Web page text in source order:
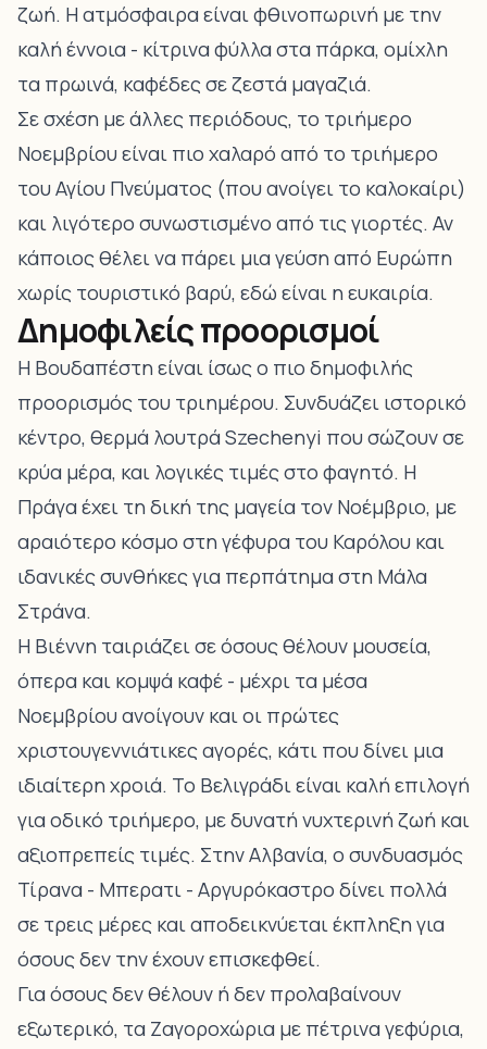
ζωή. Η ατμόσφαιρα είναι φθινοπωρινή με την
καλή έννοια - κίτρινα φύλλα στα πάρκα, ομίχλη
τα πρωινά, καφέδες σε ζεστά μαγαζιά.
Σε σχέση με άλλες περιόδους, το τριήμερο
Νοεμβρίου είναι πιο χαλαρό από το τριήμερο
του Αγίου Πνεύματος (που ανοίγει το καλοκαίρι)
και λιγότερο συνωστισμένο από τις γιορτές. Αν
κάποιος θέλει να πάρει μια γεύση από Ευρώπη
χωρίς τουριστικό βαρύ, εδώ είναι η ευκαιρία.
Δημοφιλείς προορισμοί
Η Βουδαπέστη είναι ίσως ο πιο δημοφιλής
προορισμός του τριημέρου. Συνδυάζει ιστορικό
κέντρο, θερμά λουτρά Szechenyi που σώζουν σε
κρύα μέρα, και λογικές τιμές στο φαγητό. Η
Πράγα έχει τη δική της μαγεία τον Νοέμβριο, με
αραιότερο κόσμο στη γέφυρα του Καρόλου και
ιδανικές συνθήκες για περπάτημα στη Μάλα
Στράνα.
Η Βιέννη ταιριάζει σε όσους θέλουν μουσεία,
όπερα και κομψά καφέ - μέχρι τα μέσα
Νοεμβρίου ανοίγουν και οι πρώτες
χριστουγεννιάτικες αγορές, κάτι που δίνει μια
ιδιαίτερη χροιά. Το Βελιγράδι είναι καλή επιλογή
για οδικό τριήμερο, με δυνατή νυχτερινή ζωή και
αξιοπρεπείς τιμές. Στην Αλβανία, ο συνδυασμός
Τίρανα - Μπερατι - Αργυρόκαστρο δίνει πολλά
σε τρεις μέρες και αποδεικνύεται έκπληξη για
όσους δεν την έχουν επισκεφθεί.
Για όσους δεν θέλουν ή δεν προλαβαίνουν
εξωτερικό, τα Ζαγοροχώρια με πέτρινα γεφύρια,